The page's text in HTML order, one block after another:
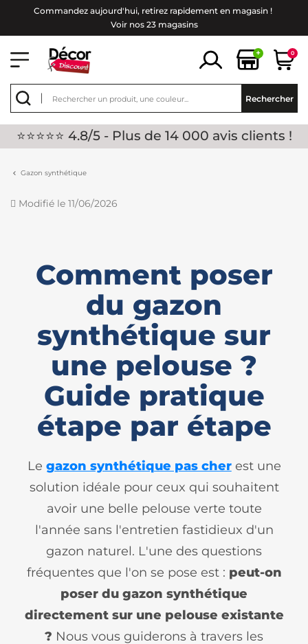
Commandez aujourd'hui, retirez rapidement en magasin !
Voir nos 23 magasins
+ 0
Rechercher
⭐⭐⭐⭐⭐ 4.8/5 - Plus de 14 000 avis clients !
Gazon synthétique
Modifié le 11/06/2026
Comment poser
du gazon
synthétique sur
une pelouse ?
Guide pratique
étape par étape
Le gazon synthétique pas cher est une
solution idéale pour ceux qui souhaitent
avoir une belle pelouse verte toute
l'année sans l'entretien fastidieux d'un
gazon naturel. L'une des questions
fréquentes que l'on se pose est : peut-on
poser du gazon synthétique
directement sur une pelouse existante
? Nous vous guiderons à travers les